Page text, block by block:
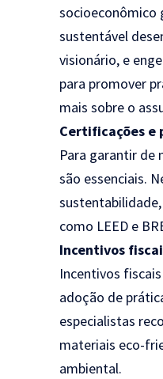
socioeconômico
sustentável
visionário, e
para promover
mais sobre o
Certificações e
Para garantir de
são essenciais.
como LEED e
Incentivos
Incentivos
adoção de
especialistas
materiais eco-
ambiental.